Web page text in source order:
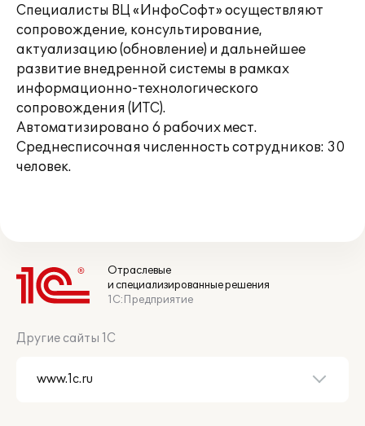
Специалисты ВЦ «ИнфоСофт» осуществляют
сопровождение, консультирование,
актуализацию (обновление) и дальнейшее
развитие внедренной системы в рамках
информационно-технологического
сопровождения (ИТС).
Автоматизировано 6 рабочих мест.
Среднесписочная численность сотрудников: 30
человек.
Отраслевые
и специализированные решения
1С:Предприятие
Другие сайты 1С